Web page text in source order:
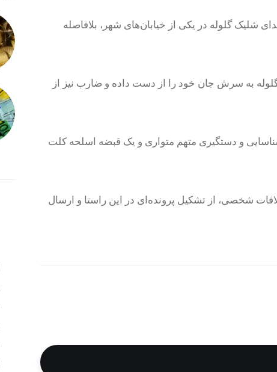
گلوله در یکی از خیابان‌های شهر، بلافاصله
مشخص شد جوانی ۳۷ ساله به علت اصابت گلوله به سرش جان خود را از دست داده و ضارب نیز از
و دستگیری متهم متواری و یک قبضه اسلحه کلت
شخصی، از تشکیل پرونده‌ای در این راستا و ارسال